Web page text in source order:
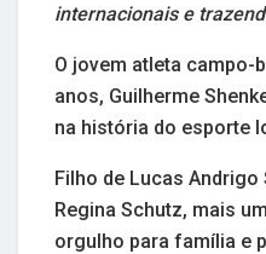
internacionais e
O jovem atleta campo-
anos, Guilherme
na história do esporte
Filho de Lucas Andrigo
Regina Schutz, mais
orgulho para família e